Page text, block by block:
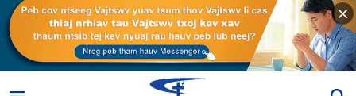
44. Cov Hnub Uas Kuv Raug Kaws